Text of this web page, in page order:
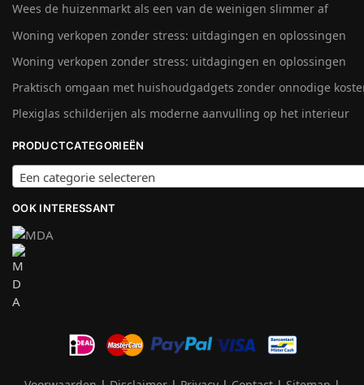
Wees de huizenmarkt als een van de weinigen slimmer af
Woning verkopen zonder stress: uitdagingen en oplossingen
Woning verkopen zonder stress: uitdagingen en oplossingen
Praktisch omgaan met huishoudgadgets zonder onnodige
Plexiglas schilderijen als moderne aanvulling op het interieur
PRODUCTCATEGORIEËN
Een categorie selecteren
OOK INTERESSANT